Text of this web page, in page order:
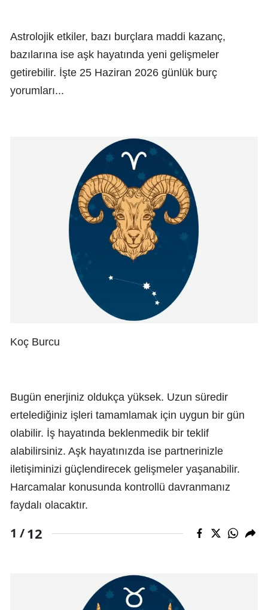
Astrolojik etkiler, bazı burçlara maddi kazanç,
bazılarına ise aşk hayatında yeni gelişmeler
getirebilir. İşte 25 Haziran 2026 günlük burç
yorumları...
Koç Burcu
Bugün enerjiniz oldukça yüksek. Uzun süredir
ertelediğiniz işleri tamamlamak için uygun bir gün
olabilir. İş hayatında beklenmedik bir teklif
alabilirsiniz. Aşk hayatınızda ise partnerinizle
iletişiminizi güçlendirecek gelişmeler yaşanabilir.
Harcamalar konusunda kontrollü davranmanız
faydalı olacaktır.
1 /12